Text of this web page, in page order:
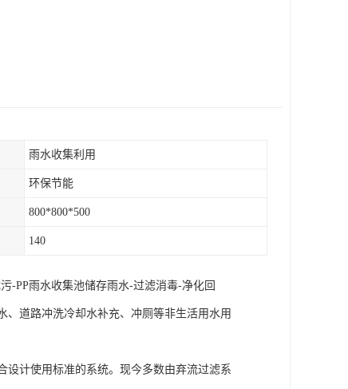
雨水收集利用
环保节能
800*800*500
140
-PP雨水收集池储存雨水-过滤消毒-净化回
、道路冲洗冷却水补充、冲厕等非生活用水用
设计使用标准的系统。现今多数由弃流过滤系